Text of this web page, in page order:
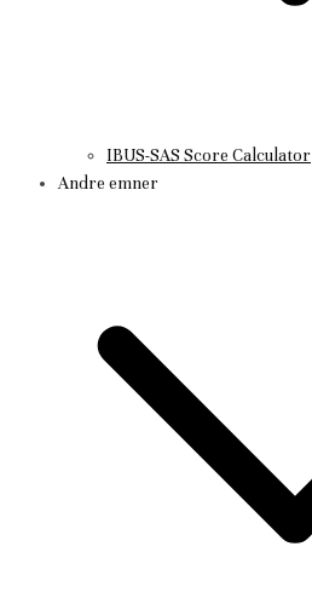
IBUS-SAS Score Calculator
Andre emner